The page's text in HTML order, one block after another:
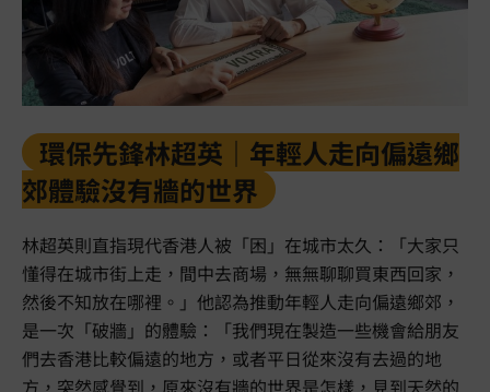
環保先鋒林超英｜年輕人走向偏遠鄉
郊體驗沒有牆的世界
林超英則直指現代香港人被「困」在城市太久：「大家只
懂得在城市街上走，間中去商場，無無聊聊買東西回家，
然後不知放在哪裡。」他認為推動年輕人走向偏遠鄉郊，
是一次「破牆」的體驗：「我們現在製造一些機會給朋友
們去香港比較偏遠的地方，或者平日從來沒有去過的地
方，突然感覺到，原來沒有牆的世界是怎樣，見到天然的